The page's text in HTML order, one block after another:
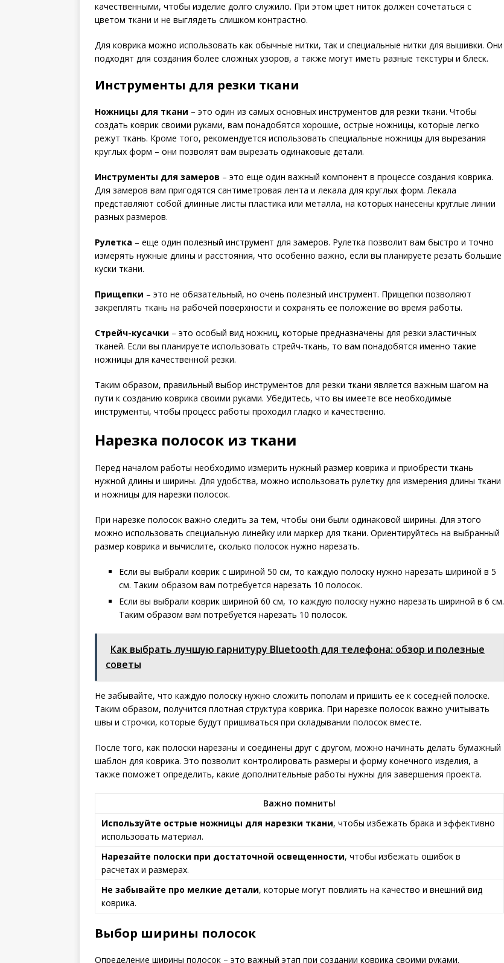
качественными, чтобы изделие долго служило. При этом цвет ниток должен сочетаться с
цветом ткани и не выглядеть слишком контрастно.
Для коврика можно использовать как обычные нитки, так и специальные нитки для вышивки. Они
подходят для создания более сложных узоров, а также могут иметь разные текстуры и блеск.
Инструменты для резки ткани
Ножницы для ткани – это один из самых основных инструментов для резки ткани. Чтобы
создать коврик своими руками, вам понадобятся хорошие, острые ножницы, которые легко
режут ткань. Кроме того, рекомендуется использовать специальные ножницы для вырезания
круглых форм – они позволят вам вырезать одинаковые детали.
Инструменты для замеров – это еще один важный компонент в процессе создания коврика.
Для замеров вам пригодятся сантиметровая лента и лекала для круглых форм. Лекала
представляют собой длинные листы пластика или металла, на которых нанесены круглые линии
разных размеров.
Рулетка – еще один полезный инструмент для замеров. Рулетка позволит вам быстро и точно
измерять нужные длины и расстояния, что особенно важно, если вы планируете резать большие
куски ткани.
Прищепки – это не обязательный, но очень полезный инструмент. Прищепки позволяют
закреплять ткань на рабочей поверхности и сохранять ее положение во время работы.
Стрейч-кусачки – это особый вид ножниц, которые предназначены для резки эластичных
тканей. Если вы планируете использовать стрейч-ткань, то вам понадобятся именно такие
ножницы для качественной резки.
Таким образом, правильный выбор инструментов для резки ткани является важным шагом на
пути к созданию коврика своими руками. Убедитесь, что вы имеете все необходимые
инструменты, чтобы процесс работы проходил гладко и качественно.
Нарезка полосок из ткани
Перед началом работы необходимо измерить нужный размер коврика и приобрести ткань
нужной длины и ширины. Для удобства, можно использовать рулетку для измерения длины ткани
и ножницы для нарезки полосок.
При нарезке полосок важно следить за тем, чтобы они были одинаковой ширины. Для этого
можно использовать специальную линейку или маркер для ткани. Ориентируйтесь на выбранный
размер коврика и вычислите, сколько полосок нужно нарезать.
Если вы выбрали коврик с шириной 50 см, то каждую полоску нужно нарезать шириной в 5
см. Таким образом вам потребуется нарезать 10 полосок.
Если вы выбрали коврик шириной 60 см, то каждую полоску нужно нарезать шириной в 6 см.
Таким образом вам потребуется нарезать 10 полосок.
Как выбрать лучшую гарнитуру Bluetooth для телефона: обзор и полезные
советы
Не забывайте, что каждую полоску нужно сложить пополам и пришить ее к соседней полоске.
Таким образом, получится плотная структура коврика. При нарезке полосок важно учитывать
швы и строчки, которые будут пришиваться при складывании полосок вместе.
После того, как полоски нарезаны и соединены друг с другом, можно начинать делать бумажный
шаблон для коврика. Это позволит контролировать размеры и форму конечного изделия, а
также поможет определить, какие дополнительные работы нужны для завершения проекта.
Важно помнить!
Используйте острые ножницы для нарезки ткани, чтобы избежать брака и эффективно
использовать материал.
Нарезайте полоски при достаточной освещенности, чтобы избежать ошибок в
расчетах и размерах.
Не забывайте про мелкие детали, которые могут повлиять на качество и внешний вид
коврика.
Выбор ширины полосок
Определение ширины полосок – это важный этап при создании коврика своими руками.